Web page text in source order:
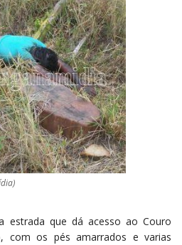
estrada que dá acesso ao Couro
com os pés amarrados e varias